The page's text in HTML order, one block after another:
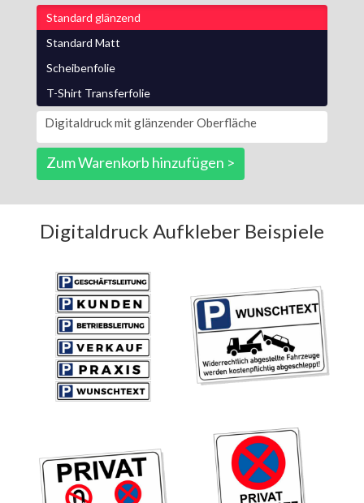
Standard glänzend
Standard Matt
Scheibenfolie
T-Shirt Transferfolie
Digitaldruck mit glänzender Oberfläche
Zum Warenkorb hinzufügen >
Digitaldruck Aufkleber Beispiele